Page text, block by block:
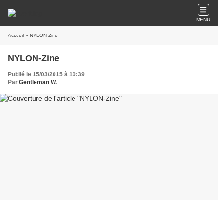
MENU
Accueil » NYLON-Zine
NYLON-Zine
Publié le 15/03/2015 à 10:39
Par Gentleman W.